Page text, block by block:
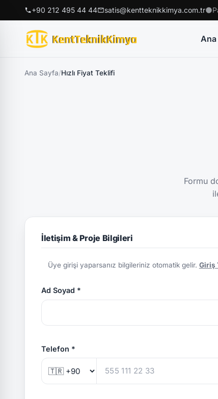
+90 212 495 44 44 satis@kentteknikkimya.com.tr
Ana Sayfa/Hızlı Fiyat Teklifi
Formu
İletişim & Proje Bilgileri
Üye girişi yaparsanız bilgileriniz otomatik gelir. Giriş
Ad Soyad *
Telefon *